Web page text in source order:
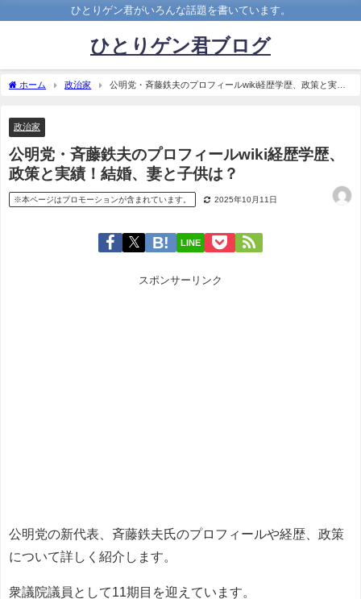
ひとりゲン君がいろんな話題を書いています。
ひとりゲン君ブログ
ホーム 政治家
公明党・斉藤鉄夫のプロフィールwiki経歴学歴、政策と実
政治家
公明党・斉藤鉄夫のプロフィールwiki経歴学歴、
政策と実績！結婚、妻と子供は？
※本ページはプロモーションが含まれています。 2025年10月11日
LINE
スポンサーリンク
公明党の新代表、斉藤鉄夫氏のプロフィールや経歴、政策
について詳しく紹介します。
衆議院議員として11期目を迎えています。